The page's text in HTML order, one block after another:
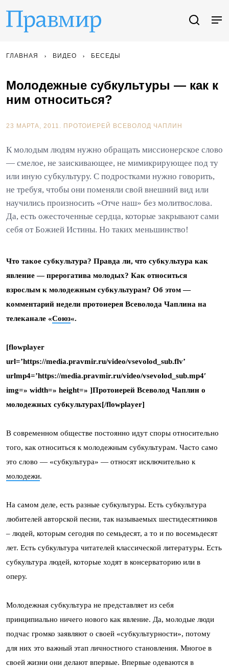
ГЛАВНАЯ ВИДЕО БЕСЕДЫ
Молодежные субкультуры — как к
ним относиться?
23 МАРТА, 2011. ПРОТОИЕРЕЙ ВСЕВОЛОД ЧАПЛИН
К молодым людям нужно обращать миссионерское слово
— смелое, не заискивающее, не мимикрирующее под ту
или иную субкультуру. С подростками нужно говорить,
не требуя, чтобы они поменяли свой внешний вид или
научились произносить «Отче наш» без молитвослова.
Да, есть ожесточенные сердца, которые закрывают сами
себя от Божией Истины. Но таких меньшинство!
Что такое субкультура? Правда ли, что субкультура как
явление — прерогатива молодых? Как относиться
взрослым к молодежным субкультурам? Об этом —
комментарий недели протоиерея Всеволода Чаплина на
телеканале «Союз«.
[flowplayer
url=’https://media.pravmir.ru/video/vsevolod_sub.flv’
urlmp4=’https://media.pravmir.ru/video/vsevolod_sub.mp4′
img=» width=» height=» ]Протоиерей Всеволод Чаплин о
молодежных субкультурах[/flowplayer]
В современном обществе постоянно идут споры относительно
того, как относиться к молодежным субкультурам. Часто само
это слово — «субкультура» — относят исключительно к
молодежи.
На самом деле, есть разные субкультуры. Есть субкультура
любителей авторской песни, так называемых шестидесятников
– людей, которым сегодня по семьдесят, а то и по восемьдесят
лет. Есть субкультура читателей классической литературы. Есть
субкультура людей, которые ходят в консерваторию или в
оперу.
Молодежная субкультура не представляет из себя
принципиально ничего нового как явление. Да, молодые люди
подчас громко заявляют о своей «субкультурности», потому
для них это важный этап личностного становления. Многое в
своей жизни они делают впервые. Впервые одеваются в